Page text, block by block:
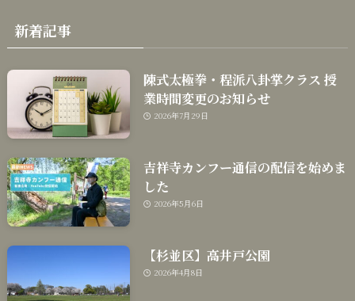
新着記事
陳式太極拳・程派八卦掌クラス 授
業時間変更のお知らせ
2026年7月29日
吉祥寺カンフー通信の配信を始めま
した
2026年5月6日
【杉並区】高井戸公園
2026年4月8日